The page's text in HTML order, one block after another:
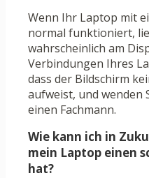
Wenn Ihr Laptop mit
normal funktioniert,
wahrscheinlich am
Verbindungen Ihres
dass der Bildschirm
aufweist, und wenden
einen Fachmann.
Wie kann ich in
mein Laptop einen
hat?